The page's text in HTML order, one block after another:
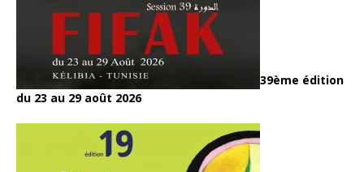
39ème édition
du 23 au 29 août 2026